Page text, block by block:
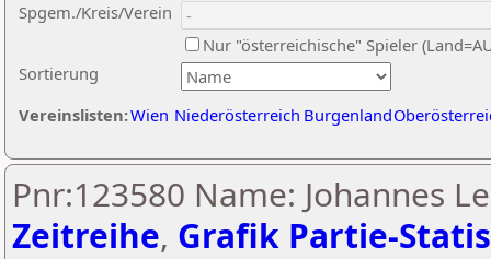
Sortierung
Spgem./Kreis/Verein
Nur "österreichische" Spieler
Vereinslisten:Wien Niederösterreich Burgenland
Pnr:123580 Name: Johannes
Zeitreihe, Grafik Partie-